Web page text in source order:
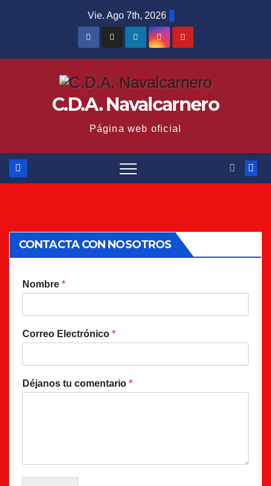
Vie. Ago 7th, 2026
C.D.A. Navalcarnero
Página web oficial
CONTACTA CON NOSOTROS
Nombre *
Correo Electrónico *
Déjanos tu comentario *